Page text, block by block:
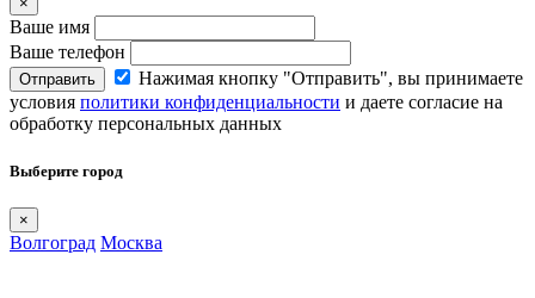
Ваше имя
Ваше телефон
Отправить
Нажимая кнопку "Отправить", вы принимаете
условия политики конфиденциальности и даете согласие на
обработку персональных данных
Выберите город
×
Волгоград Москва